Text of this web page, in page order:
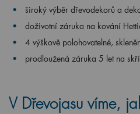
široký výběr dřevodekorů a
doživotní záruka na kování
4 výškově polohovatelné,
prodloužená záruka 5 let na
V Dřevojasu víme,